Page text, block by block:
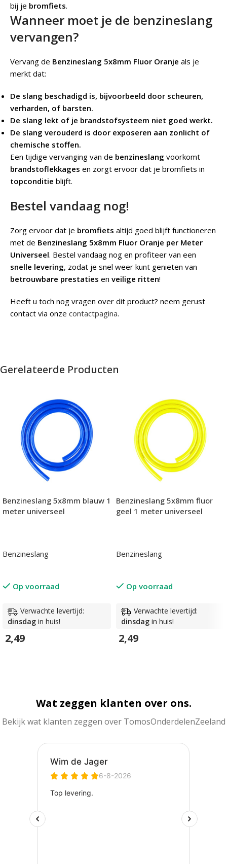
bij je bromfiets.
Wanneer moet je de benzineslang
vervangen?
Vervang de Benzineslang 5x8mm Fluor Oranje als je
merkt dat:
De slang beschadigd is, bijvoorbeeld door scheuren,
verharden, of barsten.
De slang lekt of je brandstofsysteem niet goed werkt.
De slang verouderd is door exposeren aan zonlicht of
chemische stoffen.
Een tijdige vervanging van de benzineslang voorkomt
brandstoflekkages en zorgt ervoor dat je bromfiets in
topconditie blijft.
Bestel vandaag nog!
Zorg ervoor dat je bromfiets altijd goed blijft functioneren
met de Benzineslang 5x8mm Fluor Oranje per Meter
Universeel. Bestel vandaag nog en profiteer van een
snelle levering, zodat je snel weer kunt genieten van
betrouwbare prestaties en veilige ritten!
Heeft u toch nog vragen over dit product? neem gerust
contact via onze contactpagina.
Gerelateerde Producten
Benzineslang 5x8mm blauw 1
meter universeel
Benzineslang
Op voorraad
Verwachte levertijd:
dinsdag in huis!
2,49
Benzineslang 5x8mm fluor
geel 1 meter universeel
Benzineslang
Op voorraad
Verwachte levertijd:
dinsdag in huis!
2,49
Wat zeggen klanten over ons.
Bekijk wat klanten zeggen over TomosOnderdelenZeeland